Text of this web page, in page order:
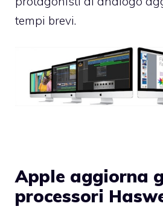
tempi brevi.
Apple aggiorna
processori